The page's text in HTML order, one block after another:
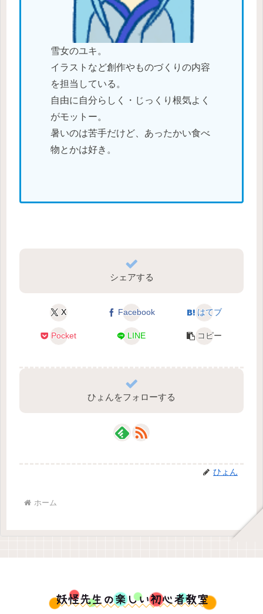
雪女のユキ。
イラストなど創作やものづくりの内容
を担当している。
自由に自分らしく・じっくり根気よく
がモットー。
暑いのは苦手だけど、あったかい食べ
物とかは好き。
シェアする
X Facebook はてブ
Pocket LINE コピー
ひょんをフォローする
ひょん
ホーム